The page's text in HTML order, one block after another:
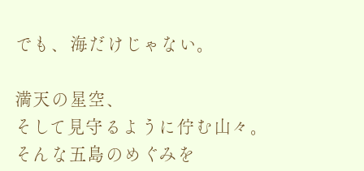
でも、海だけじゃない。
満天の星空、
そして見守るように佇む山々。
そんな五島のめぐみを